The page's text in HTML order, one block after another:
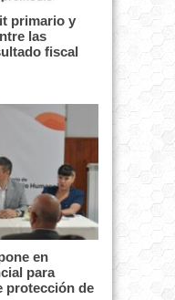
primario y
las
fiscal
en
para
protección de